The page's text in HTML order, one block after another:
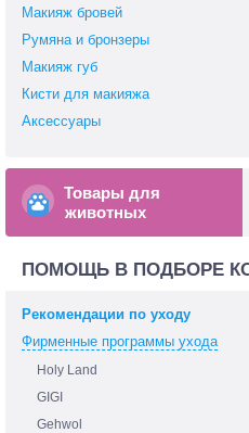
Макияж бровей
Румяна и бронзеры
Макияж губ
Кисти для макияжа
Аксессуары
Товары для
животных
ПОМОЩЬ В ПОДБОРЕ
Рекомендации по уходу
Фирменные программы ухода
Holy Land
GIGI
Gehwol